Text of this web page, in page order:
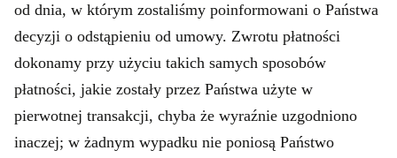
od dnia, w którym zostaliśmy poinformowani o Państwa
decyzji o odstąpieniu od umowy. Zwrotu płatności
dokonamy przy użyciu takich samych sposobów
płatności, jakie zostały przez Państwa użyte w
pierwotnej transakcji, chyba że wyraźnie uzgodniono
inaczej; w żadnym wypadku nie poniosą Państwo